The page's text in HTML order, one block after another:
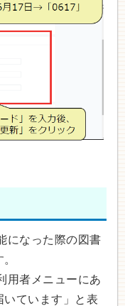
になった際の図書
用者メニューにあ
いています」と表